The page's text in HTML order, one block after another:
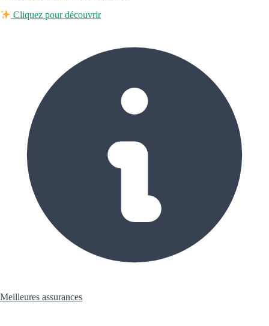
Cliquez pour découvrir
Meilleures assurances